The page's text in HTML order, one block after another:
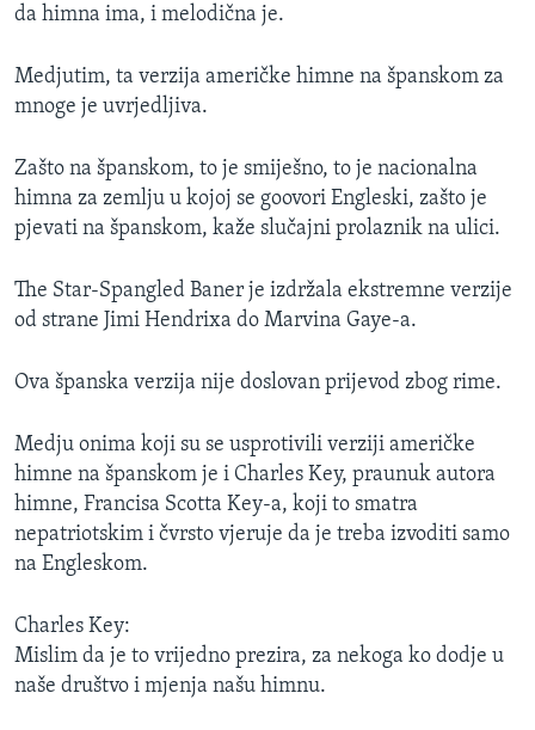
da himna ima, i melodična je.
Medjutim, ta verzija američke himne na španskom za
mnoge je uvrjedljiva.
Zašto na španskom, to je smiješno, to je nacionalna
himna za zemlju u kojoj se goovori Engleski, zašto je
pjevati na španskom, kaže slučajni prolaznik na ulici.
The Star-Spangled Baner je izdržala ekstremne verzije
od strane Jimi Hendrixa do Marvina Gaye-a.
Ova španska verzija nije doslovan prijevod zbog rime.
Medju onima koji su se usprotivili verziji američke
himne na španskom je i Charles Key, praunuk autora
himne, Francisa Scotta Key-a, koji to smatra
nepatriotskim i čvrsto vjeruje da je treba izvoditi samo
na Engleskom.
Charles Key:
Mislim da je to vrijedno prezira, za nekoga ko dodje u
naše društvo i mjenja našu himnu.